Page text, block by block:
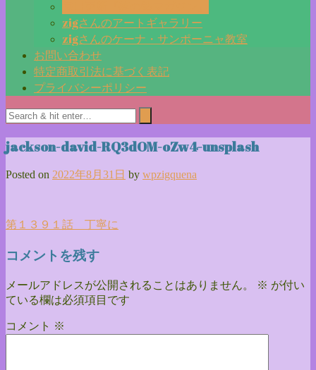
zigさんのアートギャラリー
zigさんのケーナ・サンポーニャ教室
お問い合わせ
特定商取引法に基づく表記
プライバシーポリシー
jackson-david-RQ3dOM-oZw4-unsplash
Posted on 2022年8月31日 by wpzigquena
投
稿
ビ
ゲ
第１３９１話 丁寧に
コメントを残す
メールアドレスが公開されることはありません。 ※ が付い
ている欄は必須項目です
コメント ※